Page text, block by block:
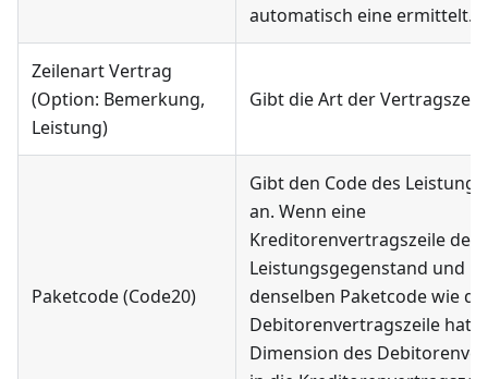
automatisch eine ermittelt.
Zeilenart Vertrag
(Option: Bemerkung,
Leistung)
Gibt die Art der
Paketcode (Code20)
Gibt den Code des
an. Wenn eine
Kreditorenvertragszeile
Leistungsgegenstand und
denselben Paketcode wie die
Debitorenvertragszeile hat,
Dimension des